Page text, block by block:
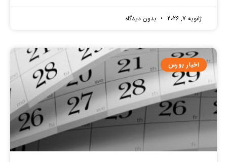
ژانویه 7, 2026 بدون دیدگاه
اخبار بورس